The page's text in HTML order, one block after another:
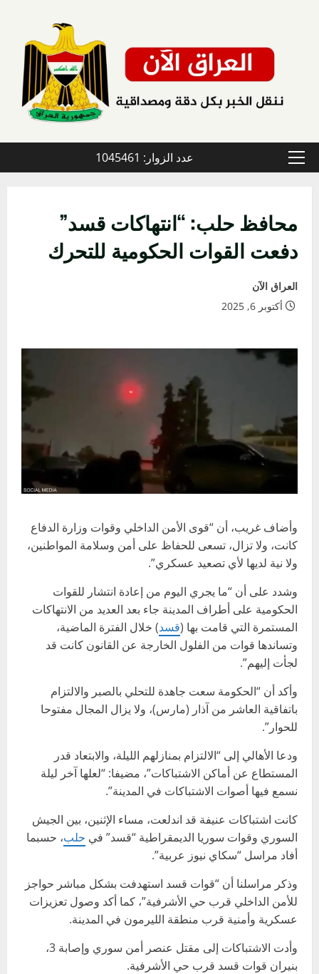
القائمة
عدد الزوار: 1045461
محافظ حلب: “انتهاكات قسد”
دفعت القوات الحكومية للتحرك
العراق الآن
أكتوبر 6, 2025
وأضاف غريب، أن “قوى الأمن الداخلي وقوات وزارة الدفاع
كانت، ولا تزال، تسعى للحفاظ على أمن وسلامة المواطنين،
ولا نية لديها لأي تصعيد عسكري”.
وشدد على أن “ما يجري اليوم من إعادة انتشار للقوات
الحكومية على أطراف المدينة جاء بعد العديد من الانتهاكات
المستمرة التي قامت بها (قسد) خلال الفترة الماضية،
وتساندها قوات من الفلول الخارجة عن القانون كانت قد
لجأت إليهم”.
وأكد أن “الحكومة سعت جاهدة للتحلي بالصبر والالتزام
باتفاقية العاشر من آذار (مارس)، ولا يزال المجال مفتوحا
للحوار”.
ودعا الأهالي إلى “الالتزام بمنازلهم الليلة، والابتعاد قدر
المستطاع عن أماكن الاشتباكات”، مضيفا: “لعلها آخر ليلة
نسمع فيها أصوات الاشتباكات في المدينة”.
كانت اشتباكات عنيفة قد اندلعت، مساء الإثنين، بين الجيش
السوري وقوات سوريا الديمقراطية “قسد” في حلب، حسبما
أفاد مراسل “سكاي نيوز عربية”.
وذكر مراسلنا أن “قوات قسد استهدفت بشكل مباشر حواجز
للأمن الداخلي قرب حي الأشرفية”، كما أكد وصول تعزيزات
عسكرية وأمنية قرب منطقة الليرمون في المدينة.
وأدت الاشتباكات إلى مقتل عنصر أمن سوري وإصابة 3،
بنيران قوات قسد قرب حي الأشرفية.